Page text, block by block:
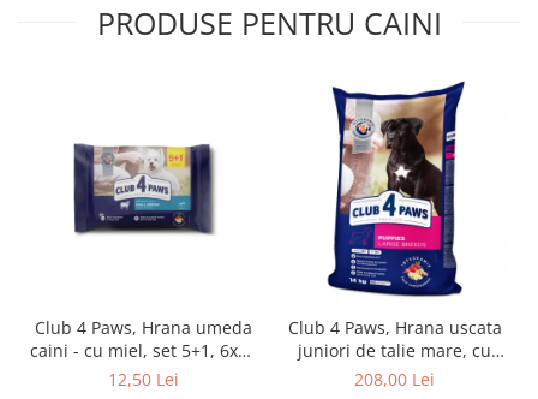
PRODUSE PENTRU CAINI
Club 4 Paws, Hrana umeda
caini - cu miel, set 5+1, 6x80
g
12,50 Lei
Club 4 Paws, Hrana uscata
juniori de talie mare, cu
pui, 14kg
208,00 Lei